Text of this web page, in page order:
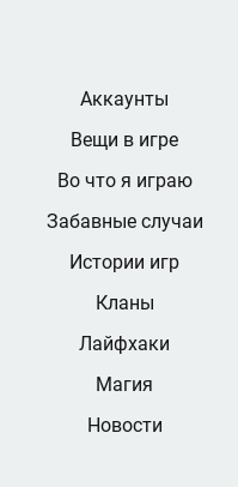
Аккаунты
Вещи в игре
Во что я играю
Забавные случаи
Истории игр
Кланы
Лайфхаки
Магия
Новости